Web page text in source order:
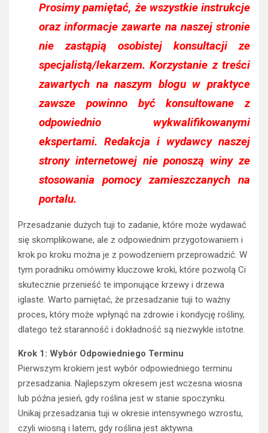
Prosimy pamiętać, że wszystkie instrukcje
oraz informacje zawarte na naszej stronie
nie zastąpią osobistej konsultacji ze
specjalistą/lekarzem. Korzystanie z treści
zawartych na naszym blogu w praktyce
zawsze powinno być konsultowane z
odpowiednio wykwalifikowanymi
ekspertami. Redakcja i wydawcy naszej
strony internetowej nie ponoszą winy ze
stosowania pomocy zamieszczanych na
portalu.
Przesadzanie dużych tuji to zadanie, które może wydawać
się skomplikowane, ale z odpowiednim przygotowaniem i
krok po kroku można je z powodzeniem przeprowadzić. W
tym poradniku omówimy kluczowe kroki, które pozwolą Ci
skutecznie przenieść te imponujące krzewy i drzewa
iglaste. Warto pamiętać, że przesadzanie tuji to ważny
proces, który może wpłynąć na zdrowie i kondycję rośliny,
dlatego też staranność i dokładność są niezwykle istotne.
Krok 1: Wybór Odpowiedniego Terminu
Pierwszym krokiem jest wybór odpowiedniego terminu
przesadzania. Najlepszym okresem jest wczesna wiosna
lub późna jesień, gdy roślina jest w stanie spoczynku.
Unikaj przesadzania tuji w okresie intensywnego wzrostu,
czyli wiosną i latem, gdy roślina jest aktywna.